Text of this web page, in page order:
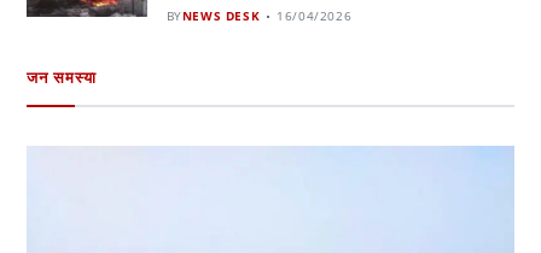
BYNEWS DESK 16/04/2026
जन समस्या